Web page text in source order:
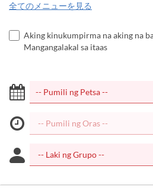
全てのメニューを見る
Aking kinukumpirma na aking na
Mangangalakal sa itaas